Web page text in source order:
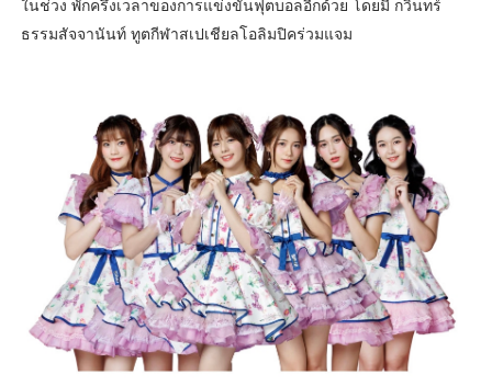
ในช่วง พักครึ่งเวลาของการแข่งขันฟุตบอลอีกด้วย โดยมี กวินทร์
ธรรมสัจจานันท์ ทูตกีฬาสเปเชียลโอลิมปิคร่วมแจม